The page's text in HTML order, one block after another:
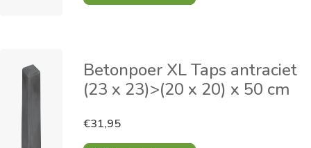
Betonpoer XL Taps antraciet
(23 x 23)>(20 x 20) x 50 cm
€31,95